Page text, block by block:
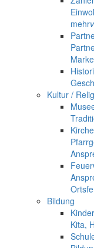
mehr
Kultur /
Bildung
Kita,